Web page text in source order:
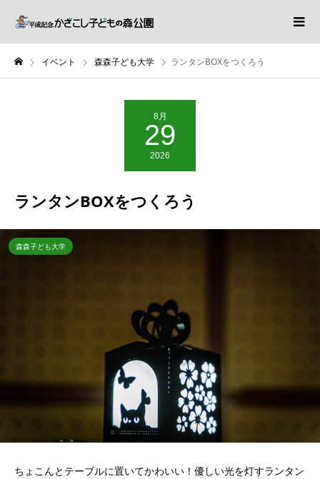
イベント 森森子ども大学 ランタンBOXをつくろう
8月
29
2026
ランタンBOXをつくろう
森森子ども大学
ちょこんとテーブルに置いてかわいい！優しい光を灯すランタン